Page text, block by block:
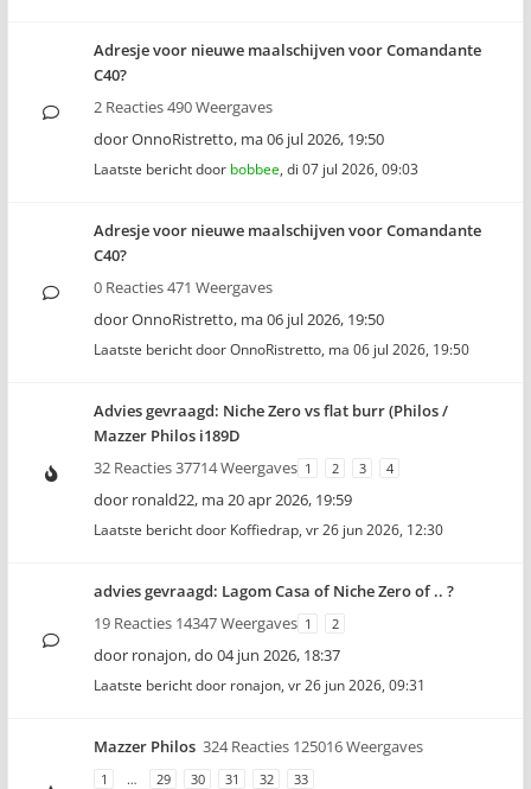
Adresje voor nieuwe maalschijven voor Comandante
C40?
2 Reacties 490 Weergaves
doorOnnoRistretto, ma 06 jul 2026, 19:50
Laatste bericht door bobbee, di 07 jul 2026, 09:03
Adresje voor nieuwe maalschijven voor Comandante
C40?
0 Reacties 471 Weergaves
doorOnnoRistretto, ma 06 jul 2026, 19:50
Laatste bericht doorOnnoRistretto, ma 06 jul 2026, 19:50
Advies gevraagd: Niche Zero vs flat burr (Philos /
Mazzer Philos i189D
32 Reacties 37714 Weergaves 1 2 3 4
door ronald22, ma 20 apr 2026, 19:59
Laatste bericht door Koffiedrap, vr 26 jun 2026, 12:30
advies gevraagd: Lagom Casa of Niche Zero of .. ?
19 Reacties 14347 Weergaves 1 2
door ronajon,do 04 jun 2026, 18:37
Laatste bericht door ronajon, vr 26 jun 2026, 09:31
Mazzer Philos 324 Reacties 125016 Weergaves
1 … 29 30 31 32 33